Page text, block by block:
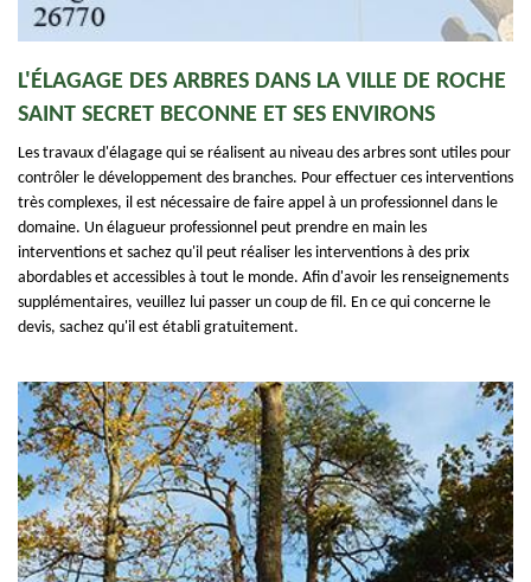
L'ÉLAGAGE DES ARBRES DANS LA VILLE DE ROCHE
SAINT SECRET BECONNE ET SES ENVIRONS
Les travaux d'élagage qui se réalisent au niveau des arbres sont utiles pour
contrôler le développement des branches. Pour effectuer ces interventions
très complexes, il est nécessaire de faire appel à un professionnel dans le
domaine. Un élagueur professionnel peut prendre en main les
interventions et sachez qu'il peut réaliser les interventions à des prix
abordables et accessibles à tout le monde. Afin d'avoir les renseignements
supplémentaires, veuillez lui passer un coup de fil. En ce qui concerne le
devis, sachez qu'il est établi gratuitement.